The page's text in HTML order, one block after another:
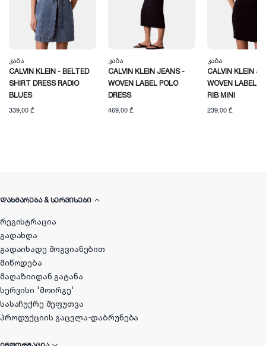
Კაბა
CALVIN KLEIN - BELTED
SHIRT DRESS RADIO
BLUES
339,00 ₾
Კაბა
CALVIN KLEIN JEANS -
WOVEN LABEL POLO
DRESS
469,00 ₾
Კაბა
CALVIN KLEIN
WOVEN LABEL
RIB MINI
239,00 ₾
ᲓᲐᲮᲛᲐᲠᲔᲑᲐ & ᲡᲔᲠᲕᲘᲡᲔᲑᲘ
რეგისტრაცია
გადახდა
გადაიხადე მოგვიანებით
მიწოდება
მაღაზიიდან გატანა
სერვისი 'მოირგე'
სასაჩუქრე შეფუთვა
პროდუქციის გაცვლა-დაბრუნება